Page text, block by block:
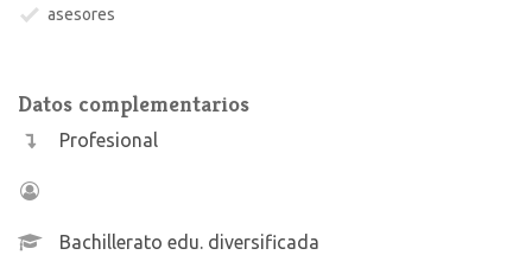
asesores
Datos complementarios
Profesional
Bachillerato edu. diversificada